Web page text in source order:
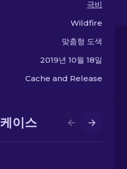
극비
Wildfire
맞춤형 도색
2019년 10월 18일
Cache and Release
이스